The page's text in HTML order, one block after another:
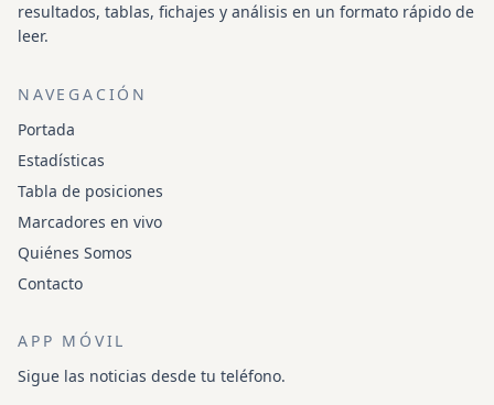
resultados, tablas, fichajes y análisis en un formato rápido de
leer.
NAVEGACIÓN
Portada
Estadísticas
Tabla de posiciones
Marcadores en vivo
Quiénes Somos
Contacto
APP MÓVIL
Sigue las noticias desde tu teléfono.